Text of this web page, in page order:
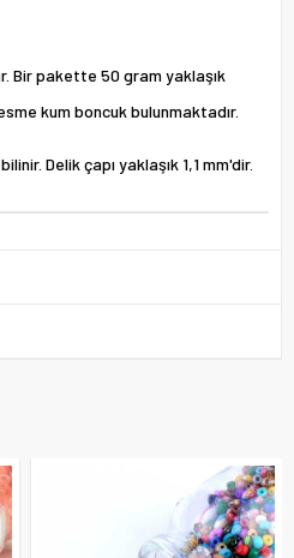
Bir pakette 50 gram yaklaşık
kum boncuk bulunmaktadır.
Delik çapı yaklaşık 1,1 mm'dir.